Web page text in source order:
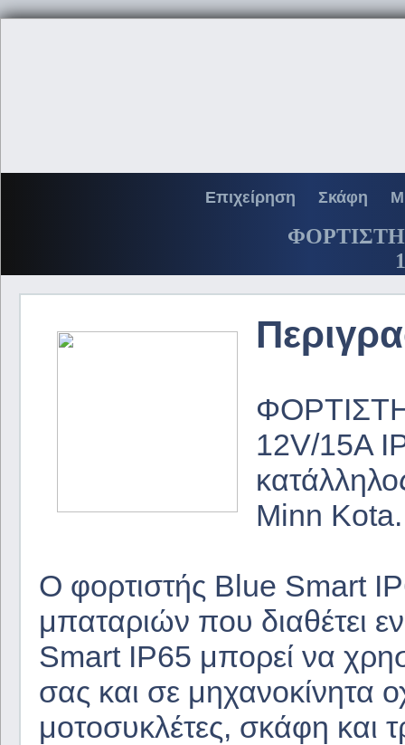
Επιχείρηση Σκάφη
12V/15A
Minn Kota.
Ο φορτιστής Blue Smart
μπαταριών που διαθέτει
Smart IP65 μπορεί να
σας και σε μηχανοκίνητα
μοτοσυκλέτες, σκάφη και